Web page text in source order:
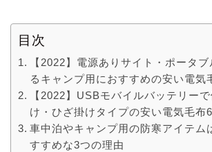
目次
【2022】電源ありサイト・ポータブ
るキャンプ用におすすめの安い電気
【2022】USBモバイルバッテリー
け・ひざ掛けタイプの安い電気毛布
車中泊やキャンプ用の防寒アイテム
すすめな3つの理由